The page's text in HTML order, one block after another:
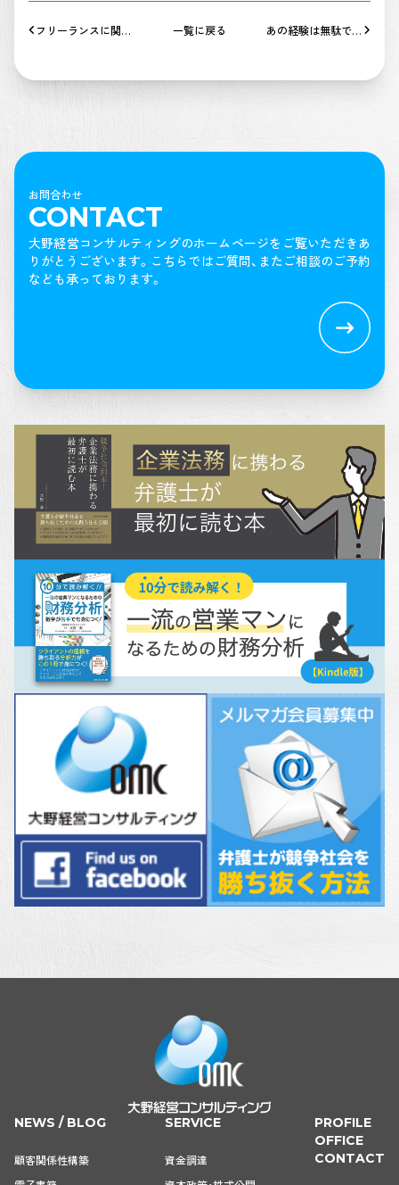
フリーランスに関す
一覧に戻る
あの経験は無駄では
お問合わせ
CONTACT
大野経営コンサルティングのホームページをご覧いただきあ
りがとうございます。 こちらではご質問、またご相談のご予約
なども承っております。
NEWS / BLOG
顧客関係性構築
SERVICE
資金調達
PROFILE
OFFICE
CONTACT